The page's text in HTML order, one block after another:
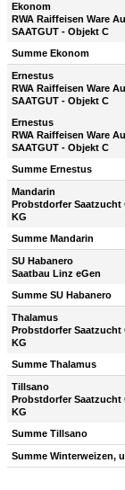
Ekonom
RWA Raiffeisen Ware
SAATGUT - Objekt C
Summe Ekonom
Ernestus
RWA Raiffeisen Ware
SAATGUT - Objekt C
Ernestus
RWA Raiffeisen Ware
SAATGUT - Objekt C
Summe Ernestus
Mandarin
Probstdorfer Saatzucht
KG
Summe Mandarin
SU Habanero
Saatbau Linz eGen
Summe SU Habanero
Thalamus
Probstdorfer Saatzucht
KG
Summe Thalamus
Tillsano
Probstdorfer Saatzucht
KG
Summe Tillsano
Summe Winterweizen,